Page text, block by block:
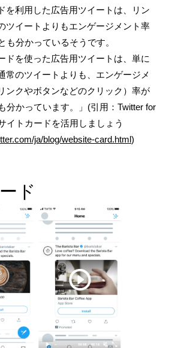
を利用した広告用ツイートは、リン
ツイートよりもエンゲージメント率
も分かっているそうです。
ドを使った広告用ツイートは、単に
常のツイートよりも、エンゲージメ
ンクやボタンなどのクリック）率が
分かっています。」(引用：Twitter for
イトカードを活用しましょう
ja/blog/website-card.html)
ド